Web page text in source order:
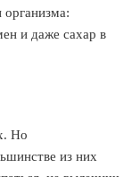
организма:
и даже сахар в
Но
из них